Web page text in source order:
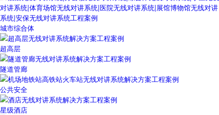
城市综合体
超高层
隧道管廊
公共安全
星级酒店